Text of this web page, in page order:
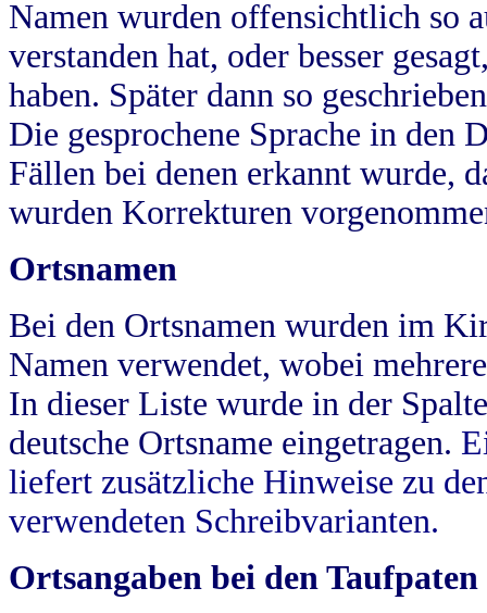
Namen wurden offensichtlich so
verstanden hat, oder besser
haben. Später dann so
Die gesprochene Sprache in
Fällen bei denen erkannt wurde,
wurden Korrekturen
Ortsnamen
Bei den Ortsnamen wurden im
Namen verwendet, wobei
In dieser Liste wurde in der
deutsche Ortsname eingetragen.
liefert zusätzliche Hinweise zu
verwendeten Schreibvarianten.
Ortsangaben bei den Taufpaten